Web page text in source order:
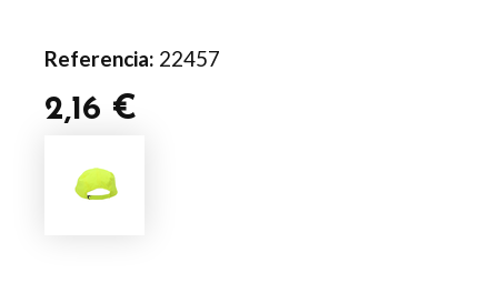
Referencia: 22457
2,16 €
Renard